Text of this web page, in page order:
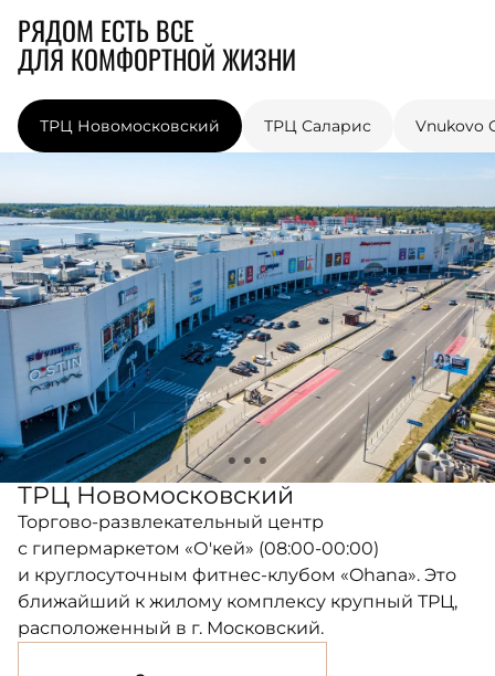
РЯДОМ ЕСТЬ ВСЕ
ДЛЯ КОМФОРТНОЙ ЖИЗНИ
ТРЦ Новомосковский ТРЦ Саларис Vnukovo
ТРЦ Новомосковский
Торгово-развлекательный центр
с гипермаркетом «О'кей» (08:00-00:00)
и круглосуточным фитнес-клубом «Ohana». Это
ближайший к жилому комплексу крупный ТРЦ,
расположенный в г. Московский.